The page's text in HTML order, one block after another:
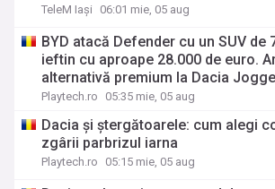
TeleM Iași 06:01 mie, 05 aug
BYD atacă Defender cu un SUV de
ieftin cu aproape 28.000 de euro.
alternativă premium la Dacia
Playtech.ro 05:35 mie, 05 aug
Dacia și ștergătoarele: cum alegi
zgârii parbrizul iarna
Playtech.ro 05:15 mie, 05 aug